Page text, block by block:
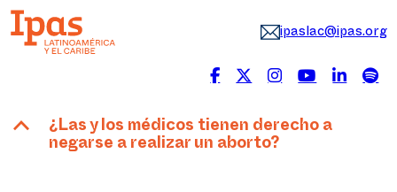
ipaslac@ipas.org
B ¿Las y los médicos tienen derecho a
negarse a realizar un aborto?